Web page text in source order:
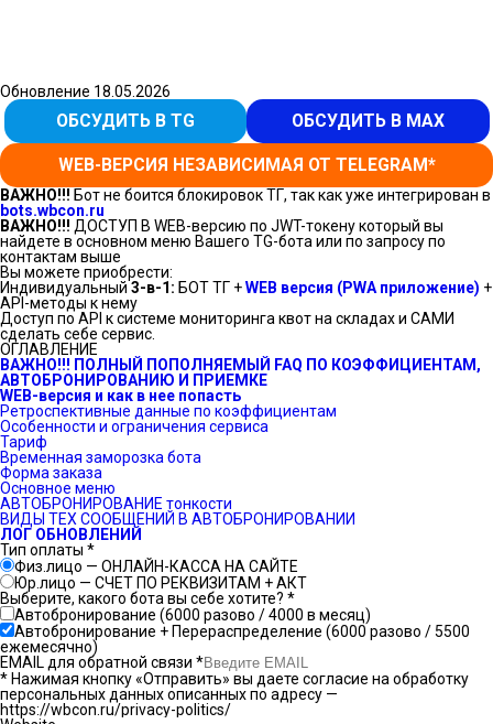
Обновление 18.05.2026
ОБСУДИТЬ В TG ОБСУДИТЬ В MAX
WEB-ВЕРСИЯ НЕЗАВИСИМАЯ ОТ TELEGRAM*
ВАЖНО!!! Бот не боится блокировок ТГ, так как уже интегрирован в
bots.wbcon.ru
ВАЖНО!!! ДОСТУП В WEB-версию по JWT-токену который вы
найдете в основном меню Вашего TG-бота или по запросу по
контактам выше
Вы можете приобрести:
Индивидуальный 3-в-1: БОТ ТГ +WEB версия (PWA приложение) +
API-методы к нему
Доступ по API к системе мониторинга квот на складах и САМИ
сделать себе сервис.
ОГЛАВЛЕНИЕ
ВАЖНО!!! ПОЛНЫЙ ПОПОЛНЯЕМЫЙ FAQ ПО КОЭФФИЦИЕНТАМ,
АВТОБРОНИРОВАНИЮ И ПРИЕМКЕ
WEB-версия и как в нее попасть
Ретроспективные данные по коэффициентам
Особенности и ограничения сервиса
Тариф
Временная заморозка бота
Форма заказа
Основное меню
АВТОБРОНИРОВАНИЕ тонкости
ВИДЫ ТЕХ СООБЩЕНИЙ В АВТОБРОНИРОВАНИИ
ЛОГ ОБНОВЛЕНИЙ
Тип оплаты *
Физ.лицо — ОНЛАЙН-КАССА НА САЙТЕ
Юр.лицо — СЧЕТ ПО РЕКВИЗИТАМ + АКТ
Выберите, какого бота вы себе хотите? *
Автобронирование (6000 разово / 4000 в месяц)
Автобронирование + Перераспределение (6000 разово / 5500
ежемесячно)
EMAIL для обратной связи *
* Нажимая кнопку «Отправить» вы даете согласие на обработку
персональных данных описанных по адресу —
https://wbcon.ru/privacy-politics/